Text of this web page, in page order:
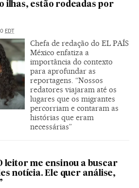
ilhas, estão rodeadas por
EDT
Chefa de redação do EL PAÍS
México enfatiza a
importância do contexto
para aprofundar as
reportagens. “Nossos
redatores viajaram até os
lugares que os migrantes
percorriam e contaram as
histórias que eram
necessárias”
leitor me ensinou a buscar
notícia. Ele quer análise,